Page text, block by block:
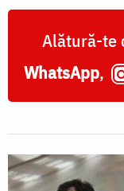
Alătură-te
WhatsApp,